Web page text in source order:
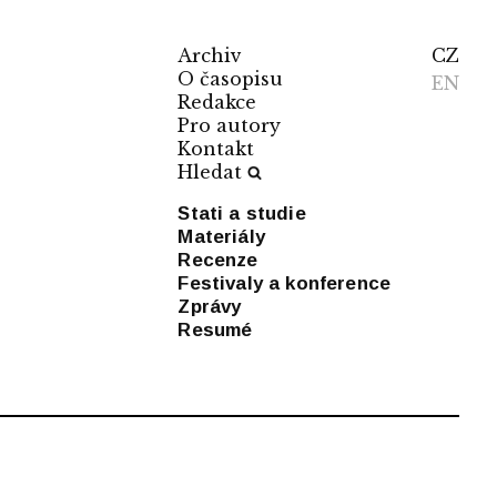
Archiv
O časopisu
Redakce
Pro autory
Kontakt
Hledat
Stati a studie
Materiály
Recenze
Festivaly a konference
Zprávy
Resumé
CZ
EN